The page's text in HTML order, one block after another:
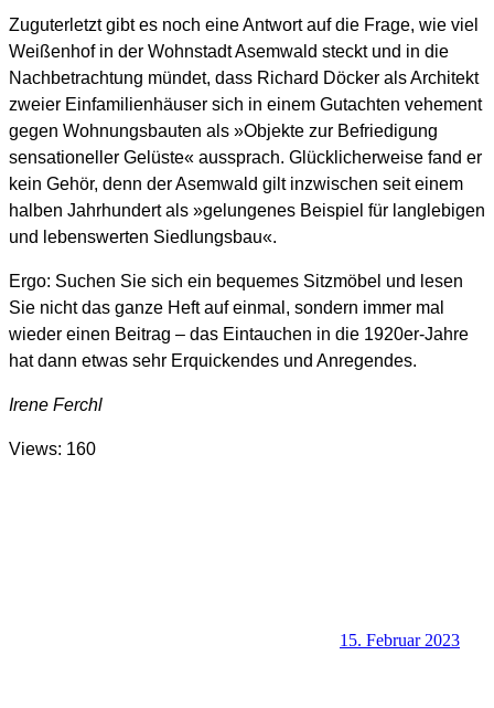
Zuguterletzt gibt es noch eine Antwort auf die Frage, wie viel
Weißenhof in der Wohnstadt Asemwald steckt und in die
Nachbetrachtung mündet, dass Richard Döcker als Architekt
zweier Einfamilienhäuser sich in einem Gutachten vehement
gegen Wohnungsbauten als »Objekte zur Befriedigung
sensationeller Gelüste« aussprach. Glücklicherweise fand er
kein Gehör, denn der Asemwald gilt inzwischen seit einem
halben Jahrhundert als »gelungenes Beispiel für langlebigen
und lebenswerten Siedlungsbau«.
Ergo: Suchen Sie sich ein bequemes Sitzmöbel und lesen
Sie nicht das ganze Heft auf einmal, sondern immer mal
wieder einen Beitrag – das Eintauchen in die 1920er-Jahre
hat dann etwas sehr Erquickendes und Anregendes.
Irene Ferchl
Views: 160
15. Februar 2023